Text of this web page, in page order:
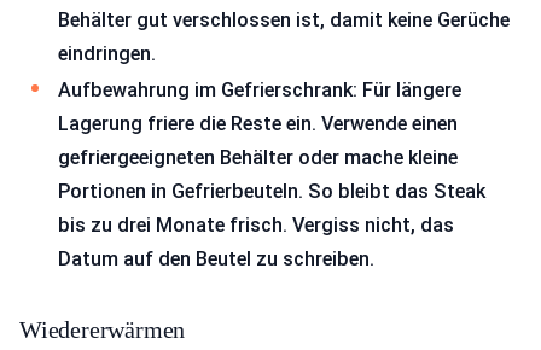
Behälter gut verschlossen ist, damit keine Gerüche
eindringen.
Aufbewahrung im Gefrierschrank: Für längere
Lagerung friere die Reste ein. Verwende einen
gefriergeeigneten Behälter oder mache kleine
Portionen in Gefrierbeuteln. So bleibt das Steak
bis zu drei Monate frisch. Vergiss nicht, das
Datum auf den Beutel zu schreiben.
Wiedererwärmen